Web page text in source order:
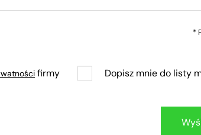
*
firmy
Dopisz mnie do listy